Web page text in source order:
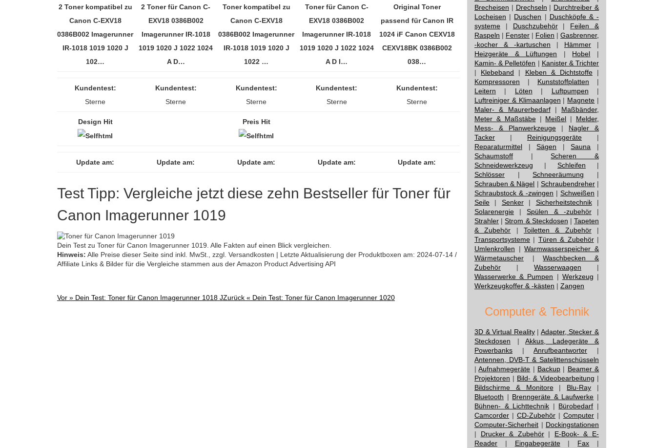
2 Toner kompatibel zu
Canon C-EXV18
0386B002 Imagerunner
IR-1018 1019 1020 J
102…
2 Toner für Canon C-
EXV18 0386B002
Imagerunner IR-1018
1019 1020 J 1022 1024
A D…
Toner kompatibel zu
Canon C-EXV18
0386B002 Imagerunner
IR-1018 1019 1020 J
1022 …
Toner für Canon C-
EXV18 0386B002
Imagerunner IR-1018
1019 1020 J 1022 1024
A D I…
Original Toner
passend für Canon IR
1024 iF Canon CEXV18
CEXV18BK 0386B002
038…
Kundentest:
Sterne
Kundentest:
Sterne
Kundentest:
Sterne
Kundentest:
Sterne
Kundentest:
Sterne
Design Hit Preis Hit
Update am: Update am: Update am: Update am: Update am:
Test Tipp: Vergleiche jetzt diese zehn Bestseller für Toner für
Canon Imagerunner 1019
Dein Test zu Toner für Canon Imagerunner 1019. Alle Fakten auf einen Blick vergleichen.
Hinweis: Alle Preise dieser Seite sind inkl. MwSt., zzgl. Versandkosten | Letzte Aktualisierung der Produktboxen am: 2024-07-14 /
Affiliate Links & Bilder für die Vergleiche stammen aus der Amazon Product Advertising API
Post
Vor » Dein Test: Toner für Canon Imagerunner 1018 JZurück « Dein Test: Toner für Canon Imagerunner 1020
Brecheisen | Drechseln | Durchtreiber &
Locheisen | Duschen | Duschköpfe & -
systeme | Duschzubehör| Feilen &
Raspeln | Fenster | Folien | Gasbrenner,
-kocher & -kartuschen | Hämmer |
Heizgeräte & Lüftungen | Hobel |
Kamin- & Pelletöfen | Kanister & Trichter
| Klebeband | Kleben & Dichtstoffe|
Kompressoren | Kunststoffplatten |
Leitern | Löten | Luftpumpen |
Luftreiniger & Klimaanlagen | Magnete |
Maler- & Maurerbedarf| Maßbänder,
Meter & Maßstäbe| Meißel | Melder,
Mess- & Planwerkzeuge | Nagler &
Tacker | Reinigungsgeräte |
Reparaturmittel |Sägen |Sauna |
Schaumstoff |Scheren &
Schneidewerkzeug | Schleifen |
Schlösser |Schneeräumung |
Schrauben & Nägel | Schraubendreher|
Schraubstock & -zwingen | Schweißen |
Seile | Senker| Sicherheitstechnik|
Solarenergie |Spülen & -zubehör|
Strahler |Strom & Steckdosen |Tapeten
& Zubehör |Toiletten & Zubehör|
Transportsysteme | Türen & Zubehör|
Umlenkrollen |Warmwasserspeicher &
Wärmetauscher |Waschbecken &
Zubehör | Wasserwaagen |
Wasserwerke & Pumpen | Werkzeug |
Werkzeugkoffer & -kästen | Zangen
Computer & Technik
3D & Virtual Reality| Adapter, Stecker &
Steckdosen | Akkus, Ladegeräte &
Powerbanks | Anrufbeantworter |
Antennen, DVB-T & Satelittenschüsseln
|Aufnahmegeräte | Backup | Beamer &
Projektoren | Bild- & Videobearbeitung |
Bildschirme & Monitore| Blu-Ray |
Bluetooth | Brenngeräte & Laufwerke |
Bühnen- & Lichttechnik | Bürobedarf |
Camcorder | CD-Zubehör | Computer |
Computer-Sicherheit | Dockingstationen
| Drucker & Zubehör| E-Book- & E-
Reader | Eingabegeräte| Fax |